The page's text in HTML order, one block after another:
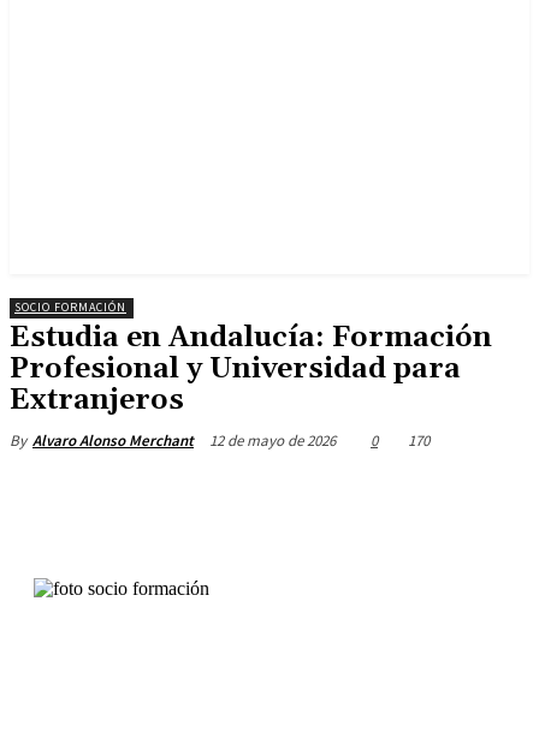
SOCIO FORMACIÓN
Estudia en Andalucía: Formación
Profesional y Universidad para
Extranjeros
By Alvaro Alonso Merchant 12 de mayo de 2026 0 170